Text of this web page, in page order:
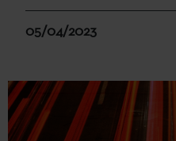
05/04/2023